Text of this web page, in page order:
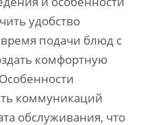
удобство
подачи блюд с
комфортную
коммуникаций
обслуживания, что